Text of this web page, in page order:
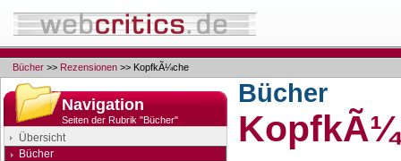
Bücher >> Rezensionen >> KopfkÃ¼che
Navigation
Seiten der Rubrik "Bücher"
Übersicht
Bücher
Bücher